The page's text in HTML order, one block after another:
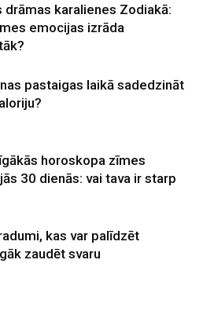
drāmas karalienes Zodiakā:
emocijas izrāda
pastaigas laikā sadedzināt
horoskopa zīmes
30 dienās: vai tava ir starp
kas var palīdzēt
zaudēt svaru